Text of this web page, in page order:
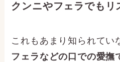
クンニやフェラでもリ
これもあまり知られてい
フェラなどの口での愛撫